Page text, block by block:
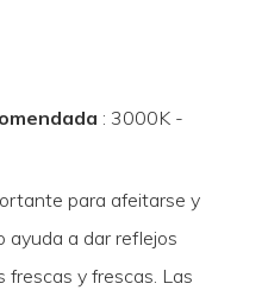
: 3000K -
para afeitarse y
ayuda a dar reflejos
frescas y frescas. Las